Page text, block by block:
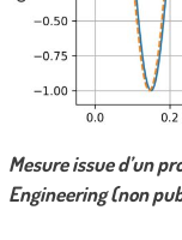
Mesure issue d’un
Engineering (non